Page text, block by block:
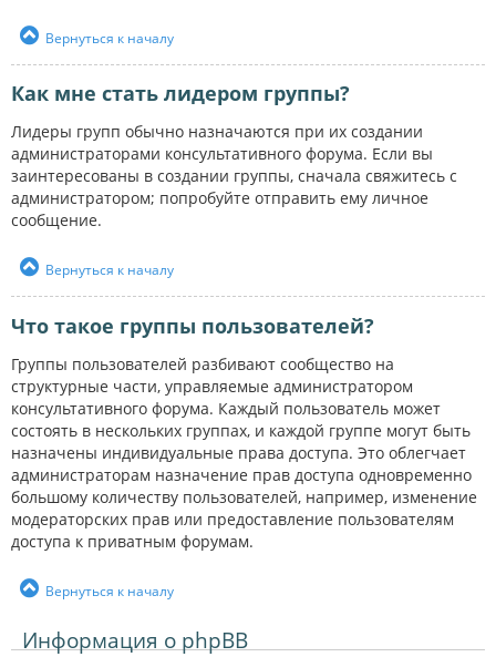
Вернуться к началу
Как мне стать лидером группы?
Лидеры групп обычно назначаются при их создании
администраторами консультативного форума. Если вы
заинтересованы в создании группы, сначала свяжитесь с
администратором; попробуйте отправить ему личное
сообщение.
Вернуться к началу
Что такое группы пользователей?
Группы пользователей разбивают сообщество на
структурные части, управляемые администратором
консультативного форума. Каждый пользователь может
состоять в нескольких группах, и каждой группе могут быть
назначены индивидуальные права доступа. Это облегчает
администраторам назначение прав доступа одновременно
большому количеству пользователей, например, изменение
модераторских прав или предоставление пользователям
доступа к приватным форумам.
Вернуться к началу
Информация о phpBB